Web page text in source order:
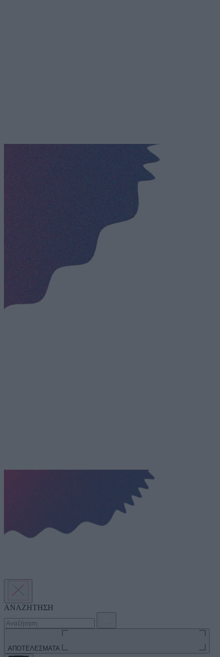
ΑΝΑΖΗΤΗΣΗ
ΑΠΟΤΕΛΕΣΜΑΤΑ